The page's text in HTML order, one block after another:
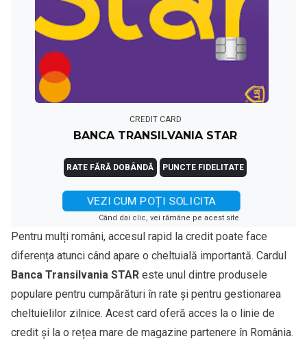
CREDIT CARD
BANCA TRANSILVANIA STAR
RATE FĂRĂ DOBÂNDĂ PUNCTE FIDELITATE
VEZI CUM POȚI SOLICITA
Când dai clic, vei rămâne pe acest site
Pentru mulți români, accesul rapid la credit poate face
diferența atunci când apare o cheltuială importantă. Cardul
Banca Transilvania STAR este unul dintre produsele
populare pentru cumpărături în rate și pentru gestionarea
cheltuielilor zilnice. Acest card oferă acces la o linie de
credit și la o rețea mare de magazine partenere în România.